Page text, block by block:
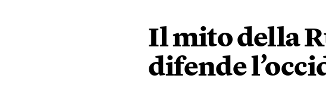
Il mito della
difende